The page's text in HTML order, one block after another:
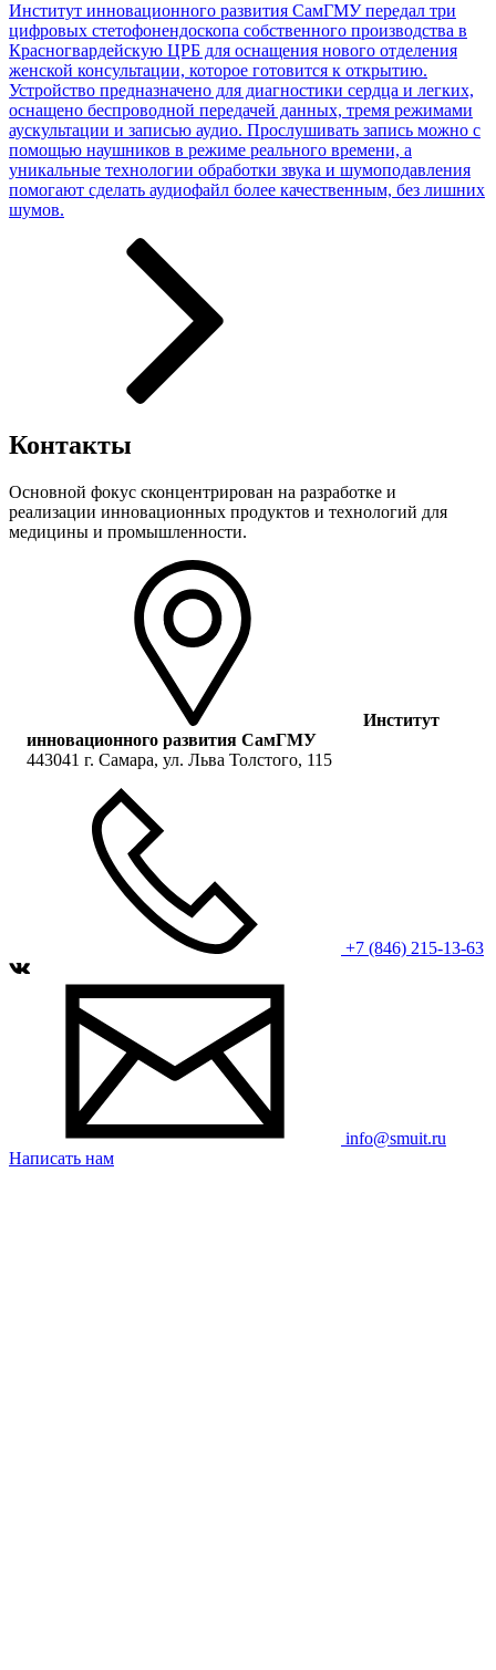
Институт инновационного развития СамГМУ передал три
цифровых стетофонендоскопа собственного производства в
Красногвардейскую ЦРБ для оснащения нового отделения
женской консультации, которое готовится к открытию.
Устройство предназначено для диагностики сердца и легких,
оснащено беспроводной передачей данных, тремя режимами
аускультации и записью аудио. Прослушивать запись можно с
помощью наушников в режиме реального времени, а
уникальные технологии обработки звука и шумоподавления
помогают сделать аудиофайл более качественным, без лишних
шумов.
Контакты
Основной фокус сконцентрирован на разработке и
реализации инновационных продуктов и технологий для
медицины и промышленности.
Институт
инновационного развития СамГМУ
443041 г. Самара, ул. Льва Толстого, 115
+7 (846) 215-13-63
info@smuit.ru
Написать нам